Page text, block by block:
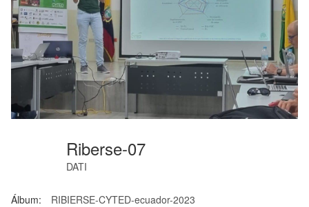
Riberse-07
DATI
Álbum: RIBIERSE-CYTED-ecuador-2023